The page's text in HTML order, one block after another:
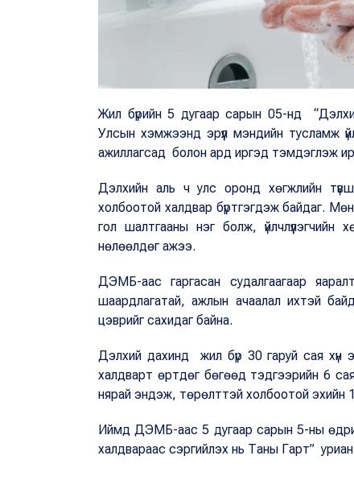
Жил бүрийн 5 дугаар сарын 05-нд
Улсын хэмжээнд эрүүл мэндийн тусламж
ажиллагсад болон ард иргэд тэмдэглэж
Дэлхийн аль ч улс оронд хөгжлийн
холбоотой халдвар бүртгэгдэж байдаг.
гол шалтгааны нэг болж, үйлчлүүлэгчийн
нөлөөлдөг ажээ.
ДЭМБ-аас гаргасан судалгаагаар
шаардлагатай, ажлын ачаалал ихтэй
цэврийг сахидаг байна.
Дэлхий дахинд жил бүр 30 гаруй сая хүн
халдварт өртдөг бөгөөд тэдгээрийн 6
нярай эндэж, төрөлттэй холбоотой эхийн
Иймд ДЭМБ-аас 5 дугаар сарын 5-ны
халдвараас сэргийлэх нь Таны Гарт”